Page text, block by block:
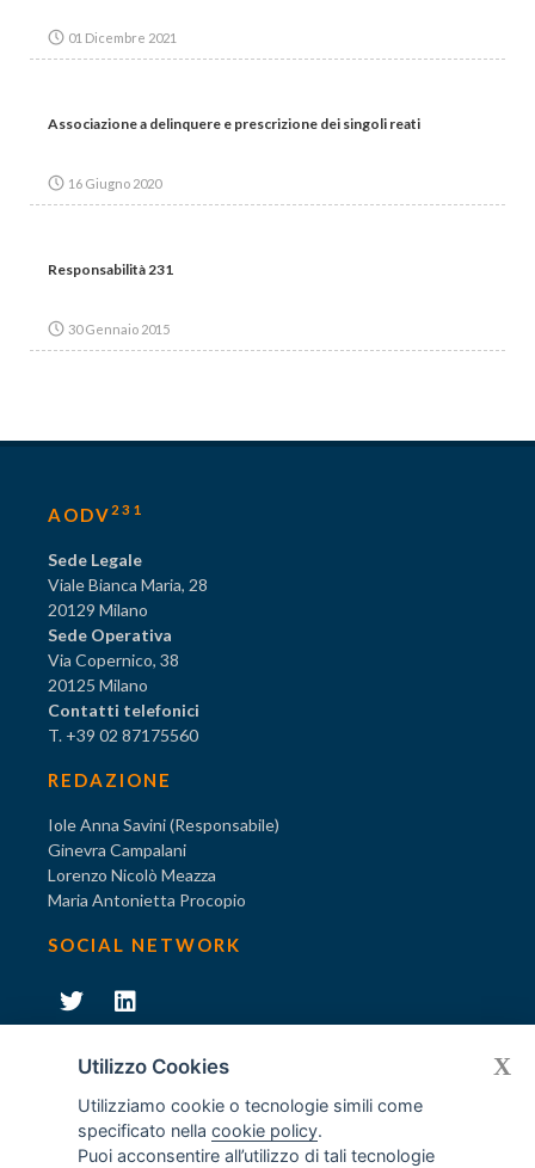
01 Dicembre 2021
Associazione a delinquere e prescrizione dei singoli reati
16 Giugno 2020
Responsabilità 231
30 Gennaio 2015
AODV 231
Sede Legale
Viale Bianca Maria, 28
20129 Milano
Sede Operativa
Via Copernico, 38
20125 Milano
Contatti telefonici
T. +39 02 87175560
REDAZIONE
Iole Anna Savini (Responsabile)
Ginevra Campalani
Lorenzo Nicolò Meazza
Maria Antonietta Procopio
SOCIAL NETWORK
Diventa socio di AODV
Utilizzo Cookies
Utilizziamo cookie o tecnologie simili come
specificato nellacookie policy.
Puoi acconsentire all’utilizzo di tali tecnologie
X